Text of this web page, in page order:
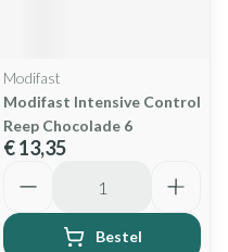
Modifast
Modifast Intensive Control
Reep Chocolade 6
€ 13,35
Bestel